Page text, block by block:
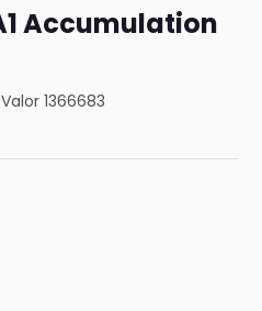
Accumulation
Valor 1366683